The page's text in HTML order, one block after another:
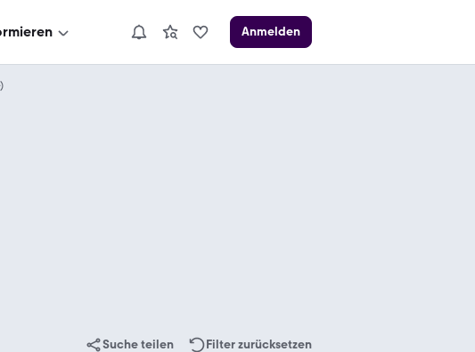
Anmelden
Suche teilen Filter zurücksetzen